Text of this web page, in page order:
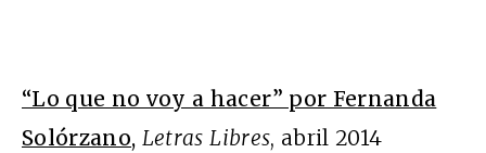
“Lo que no voy a hacer” por Fernanda
Solórzano, Letras Libres, abril 2014